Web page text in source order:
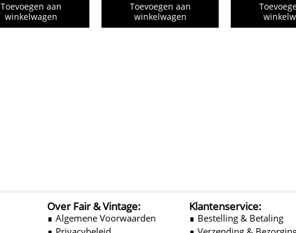
Toevoegen aan
winkelwagen
Toevoegen aan
winkelwagen
Over Fair & Vintage:
∎ Algemene Voorwaarden
Klantenservice:
∎ Bestelling & Betaling